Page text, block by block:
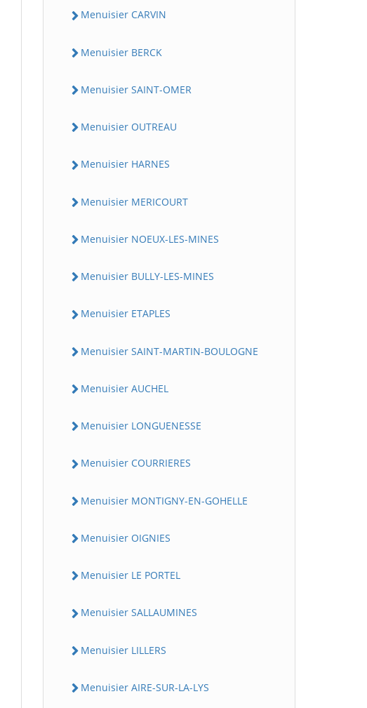
Menuisier CARVIN
Menuisier BERCK
Menuisier SAINT-OMER
Menuisier OUTREAU
Menuisier HARNES
Menuisier MERICOURT
Menuisier NOEUX-LES-MINES
Menuisier BULLY-LES-MINES
Menuisier ETAPLES
Menuisier SAINT-MARTIN-BOULOGNE
Menuisier AUCHEL
Menuisier LONGUENESSE
Menuisier COURRIERES
Menuisier MONTIGNY-EN-GOHELLE
Menuisier OIGNIES
Menuisier LE PORTEL
Menuisier SALLAUMINES
Menuisier LILLERS
Menuisier AIRE-SUR-LA-LYS